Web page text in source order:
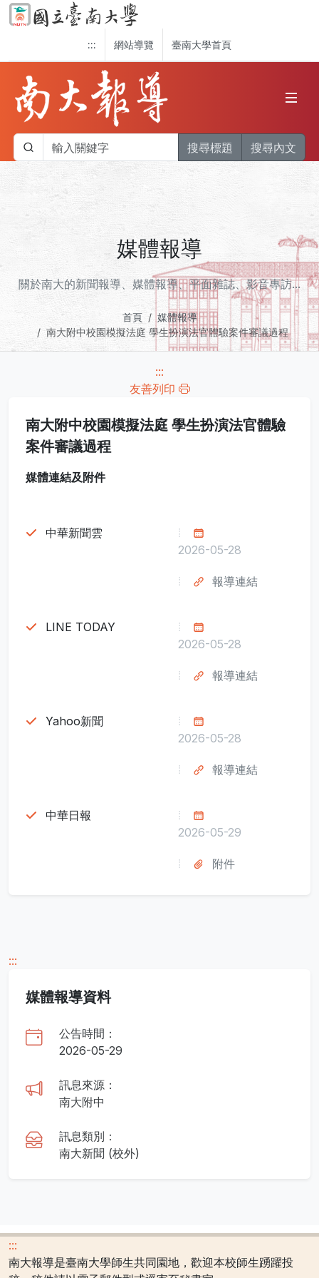
::: 網站導覽 臺南大學首頁
搜尋標題 搜尋內文
媒體報導
關於南大的新聞報導、媒體報導、平面雜誌、影音專訪...
首頁
媒體報導
南大附中校園模擬法庭 學生扮演法官體驗案件審議過程
:::
友善列印
南大附中校園模擬法庭 學生扮演法官體驗
案件審議過程
媒體連結及附件
中華新聞雲
2026-05-28
報導連結
LINE TODAY
2026-05-28
報導連結
Yahoo新聞
2026-05-28
報導連結
中華日報
2026-05-29
附件
:::
媒體報導資料
公告時間：
2026-05-29
訊息來源：
南大附中
訊息類別：
南大新聞 (校外)
:::
南大報導是臺南大學師生共同園地，歡迎本校師生踴躍投